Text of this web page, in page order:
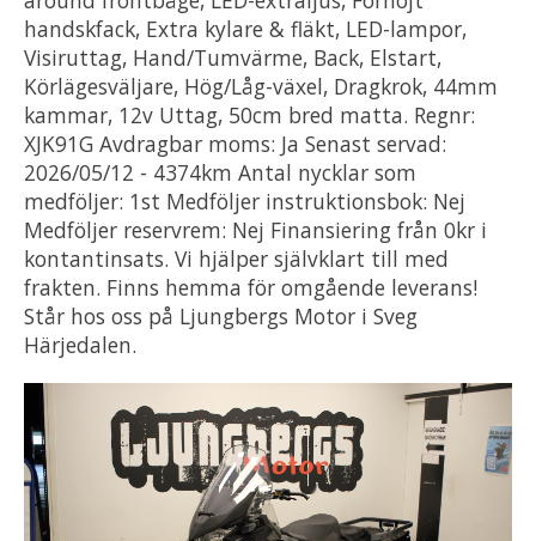
handskfack, Extra kylare & fläkt, LED-lampor,
Visiruttag, Hand/Tumvärme, Back, Elstart,
Körlägesväljare, Hög/Låg-växel, Dragkrok, 44mm
kammar, 12v Uttag, 50cm bred matta. Regnr:
XJK91G Avdragbar moms: Ja Senast servad:
2026/05/12 - 4374km Antal nycklar som
medföljer: 1st Medföljer instruktionsbok: Nej
Medföljer reservrem: Nej Finansiering från 0kr i
kontantinsats. Vi hjälper självklart till med
frakten. Finns hemma för omgående leverans!
Står hos oss på Ljungbergs Motor i Sveg
Härjedalen.